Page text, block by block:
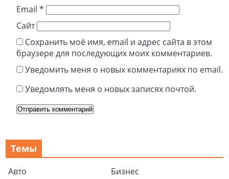
Email*
Сайт
Сохранить моё имя, email и адрес сайта в этом
браузере для последующих моих комментариев.
Уведомить меня о новых комментариях по email.
Уведомлять меня о новых записях почтой.
Темы
Авто
Бизнес